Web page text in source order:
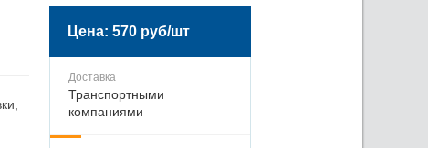
Цена: 570 руб/шт
Доставка
Транспортными
компаниями